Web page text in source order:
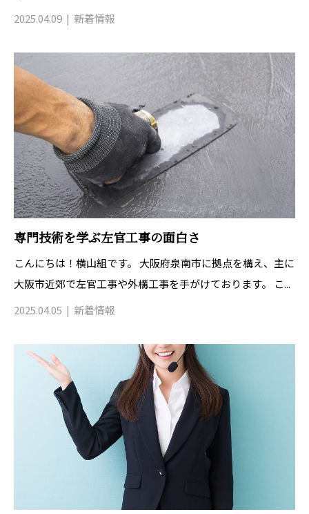
2025.04.09
新着情報
専門技術を学ぶ左官工事の面白さ
こんにちは！横山組です。 大阪府泉南市に拠点を構え、主に
大阪市近郊で左官工事や外構工事を手がけております。 こ...
2025.04.05
新着情報